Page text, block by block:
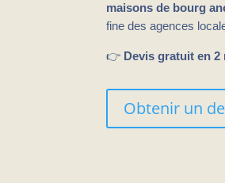
maisons de bourg
fine des agences
👉 Devis gratuit en 2
Obtenir un